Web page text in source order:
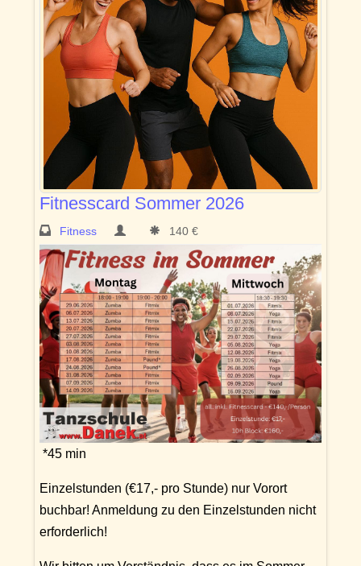
Fitnesscard Sommer 2026
Fitness 140 €
*45 min
Einzelstunden (€17,- pro Stunde) nur Vorort
buchbar! Anmeldung zu den Einzelstunden nicht
erforderlich!